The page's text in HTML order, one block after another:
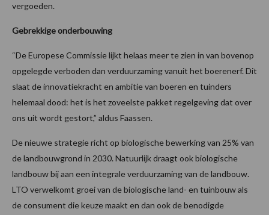
vergoeden.
Gebrekkige onderbouwing
“De Europese Commissie lijkt helaas meer te zien in van bovenop
opgelegde verboden dan verduurzaming vanuit het boerenerf. Dit
slaat de innovatiekracht en ambitie van boeren en tuinders
helemaal dood: het is het zoveelste pakket regelgeving dat over
ons uit wordt gestort,” aldus Faassen.
De nieuwe strategie richt op biologische bewerking van 25% van
de landbouwgrond in 2030. Natuurlijk draagt ook biologische
landbouw bij aan een integrale verduurzaming van de landbouw.
LTO verwelkomt groei van de biologische land- en tuinbouw als
de consument die keuze maakt en dan ook de benodigde